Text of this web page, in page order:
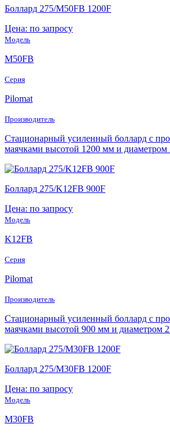
Боллард 275/M50FB 1200F
Цена: по запросу
Модель
M50FB
Серия
Pilomat
Производитель
Стационарный усиленный боллард с
маячками высотой 1200 мм и
Боллард 275/K12FB 900F
Цена: по запросу
Модель
K12FB
Серия
Pilomat
Производитель
Стационарный усиленный боллард с
маячками высотой 900 мм и диаметром
Боллард 275/M30FB 1200F
Цена: по запросу
Модель
M30FB